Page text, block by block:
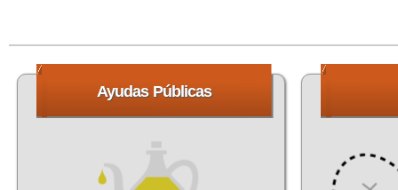
AyudasPúblicas